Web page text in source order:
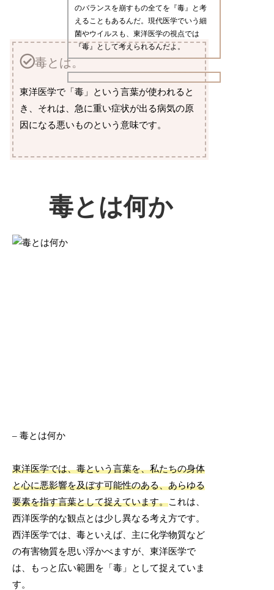
のバランスを崩すもの全てを『毒』と考
えることもあるんだ。現代医学でいう細
菌やウイルスも、東洋医学の視点では
『毒』として考えられるんだよ。
毒とは。
東洋医学で「毒」という言葉が使われると
き、それは、急に重い症状が出る病気の原
因になる悪いものという意味です。
毒とは何か
– 毒とは何か
東洋医学では、毒という言葉を、私たちの身体
と心に悪影響を及ぼす可能性のある、あらゆる
要素を指す言葉として捉えています。これは、
西洋医学的な観点とは少し異なる考え方です。
西洋医学では、毒といえば、主に化学物質など
の有害物質を思い浮かべますが、東洋医学で
は、もっと広い範囲を「毒」として捉えていま
す。